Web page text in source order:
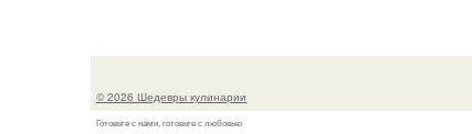
© 2026 Шедевры кулинарии
Готовьте с нами, готовьте с любовью